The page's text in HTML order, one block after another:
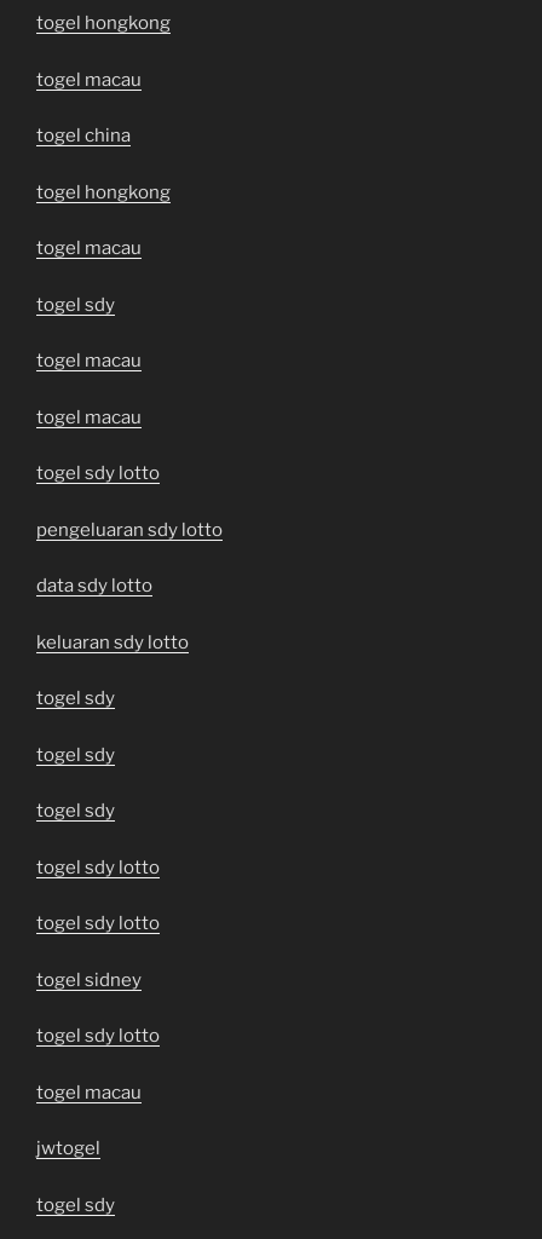
togel hongkong
togel macau
togel china
togel hongkong
togel macau
togel sdy
togel macau
togel macau
togel sdy lotto
pengeluaran sdy lotto
data sdy lotto
keluaran sdy lotto
togel sdy
togel sdy
togel sdy
togel sdy lotto
togel sdy lotto
togel sidney
togel sdy lotto
togel macau
jwtogel
togel sdy